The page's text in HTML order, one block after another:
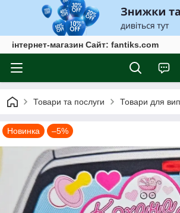
інтернет-магазин Сайт: fantiks.com
Товари та послуги Товари для
Новинка –5%